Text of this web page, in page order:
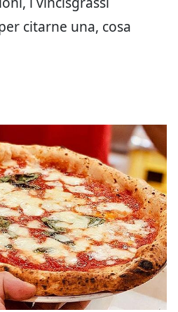
citarne una, cosa